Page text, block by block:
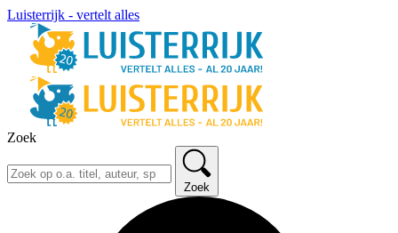
Luisterrijk - vertelt alles
Zoek
Zoek